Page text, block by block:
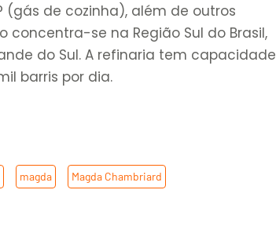
(gás de cozinha), além de outros
se na Região Sul do Brasil,
do Sul. A refinaria tem capacidade
barris por dia.
magda Magda Chambriard